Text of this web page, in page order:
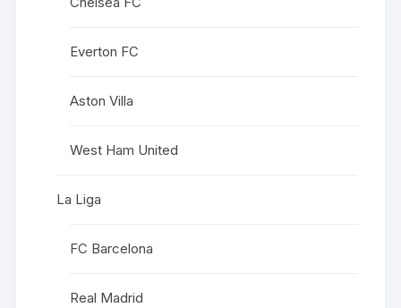
Everton FC
Aston Villa
West Ham United
La Liga
FC Barcelona
Real Madrid